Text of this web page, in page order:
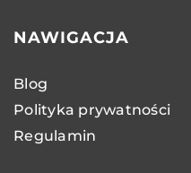
NAWIGACJA
Blog
Polityka prywatności
Regulamin